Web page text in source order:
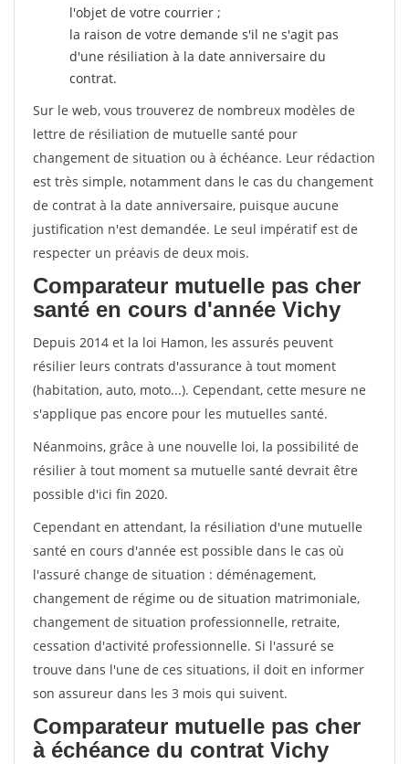
l'objet de votre courrier ;
la raison de votre demande s'il ne s'agit pas
d'une résiliation à la date anniversaire du
contrat.
Sur le web, vous trouverez de nombreux modèles de
lettre de résiliation de mutuelle santé pour
changement de situation ou à échéance. Leur rédaction
est très simple, notamment dans le cas du changement
de contrat à la date anniversaire, puisque aucune
justification n'est demandée. Le seul impératif est de
respecter un préavis de deux mois.
Comparateur mutuelle pas cher
santé en cours d'année Vichy
Depuis 2014 et la loi Hamon, les assurés peuvent
résilier leurs contrats d'assurance à tout moment
(habitation, auto, moto...). Cependant, cette mesure ne
s'applique pas encore pour les mutuelles santé.
Néanmoins, grâce à une nouvelle loi, la possibilité de
résilier à tout moment sa mutuelle santé devrait être
possible d'ici fin 2020.
Cependant en attendant, la résiliation d'une mutuelle
santé en cours d'année est possible dans le cas où
l'assuré change de situation : déménagement,
changement de régime ou de situation matrimoniale,
changement de situation professionnelle, retraite,
cessation d'activité professionnelle. Si l'assuré se
trouve dans l'une de ces situations, il doit en informer
son assureur dans les 3 mois qui suivent.
Comparateur mutuelle pas cher
à échéance du contrat Vichy